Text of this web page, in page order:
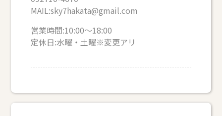
MAIL:sky7hakata@gmail.com
営業時間:10:00～18:00
定休日:水曜・土曜※変更アリ